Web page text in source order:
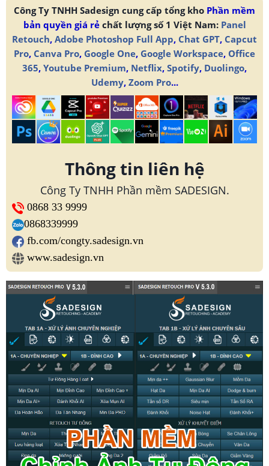
Công Ty TNHH Sadesign cung cấp tổng kho Phần mềm
bản quyền giá rẻchất lượng số 1 Việt Nam: Panel
Retouch, Adobe Photoshop Full App, Chat GPT, Capcut
Pro, Canva Pro, Google One, Google Workspace, Office
365, Youtube Premium, Netflix, Spotify, Duolingo,
Udemy, Zoom Pro...
Thông tin liên hệ
Công Ty TNHH Phần mềm SADESIGN.
0868 33 9999
0868339999
fb.com/congty.sadesign.vn
www.sadesign.vn